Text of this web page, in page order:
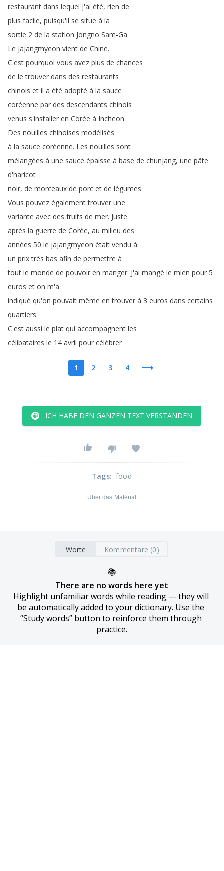
restaurant dans lequel j'ai été, rien de
plus facile, puisqu'il se situe à la
sortie 2 de la station Jongno Sam-Ga.
Le jajangmyeon vient de Chine.
C'est pourquoi vous avez plus de chances
de le trouver dans des restaurants
chinois et il a été adopté à la sauce
coréenne par des descendants chinois
venus s'installer en Corée à Incheon.
Des nouilles chinoises modélisés
à la sauce coréenne. Les nouilles sont
mélangées à une sauce épaisse à base de chunjang, une pâte
d'haricot
noir, de morceaux de porc et de légumes.
Vous pouvez également trouver une
variante avec des fruits de mer. Juste
après la guerre de Corée, au milieu des
années 50 le jajangmyeon était vendu à
un prix très bas afin de permettre à
tout le monde de pouvoir en manger. J'ai mangé le mien pour 5
euros et on m'a
indiqué qu'on pouvait même en trouver à 3 euros dans certains
quartiers.
C'est aussi le plat qui accompagnent les
célibataires le 14 avril pour célébrer
1 2 3 4
ICH HABE DEN GANZEN TEXT VERSTANDEN
Tags: food
Über das Material
Worte Kommentare (0)
📚
There are no words here yet
Highlight unfamiliar words while reading — they will
be automatically added to your dictionary. Use the
“Study words” button to reinforce them through
practice.